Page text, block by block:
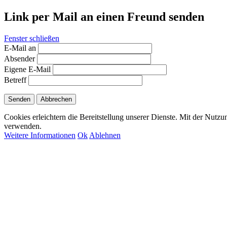
Link per Mail an einen Freund senden
Fenster schließen
E-Mail an
Absender
Eigene E-Mail
Betreff
Senden Abbrechen
Cookies erleichtern die Bereitstellung unserer Dienste. Mit der
verwenden.
Weitere Informationen Ok Ablehnen